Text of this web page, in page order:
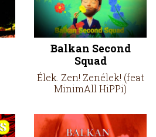
Balkan Second
Squad
Élek. Zen! Zenélek! (feat
MinimAll HiPPi)